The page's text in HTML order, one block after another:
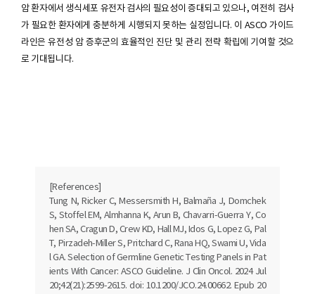
암 환자에서 생식세포 유전자 검사의 필요성이 증대되고 있으나, 여전히 검사
가 필요한 환자에게 충분하게 시행되지 못하는 실정입니다. 이 ASCO 가이드
라인은 유전성 암 증후군의 효율적인 진단 및 관리 전략 확립에 기여할 것으
로 기대됩니다.
[References]
Tung N, Ricker C, Messersmith H, Balmaña J, Domchek
S, Stoffel EM, Almhanna K, Arun B, Chavarri-Guerra Y, Co
hen SA, Cragun D, Crew KD, Hall MJ, Idos G, Lopez G, Pal
T, Pirzadeh-Miller S, Pritchard C, Rana HQ, Swami U, Vida
l GA. Selection of Germline Genetic Testing Panels in Pat
ients With Cancer: ASCO Guideline. J Clin Oncol. 2024 Jul
20;42(21):2599-2615. doi: 10.1200/JCO.24.00662. Epub 20